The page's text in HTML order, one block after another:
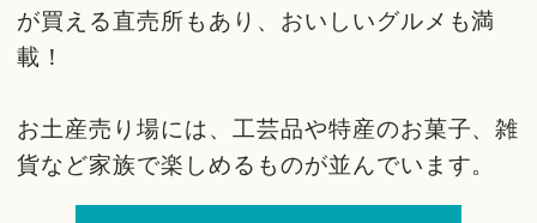
が買える直売所もあり、おいしいグルメも満
載！
お土産売り場には、工芸品や特産のお菓子、雑
貨など家族で楽しめるものが並んでいます。